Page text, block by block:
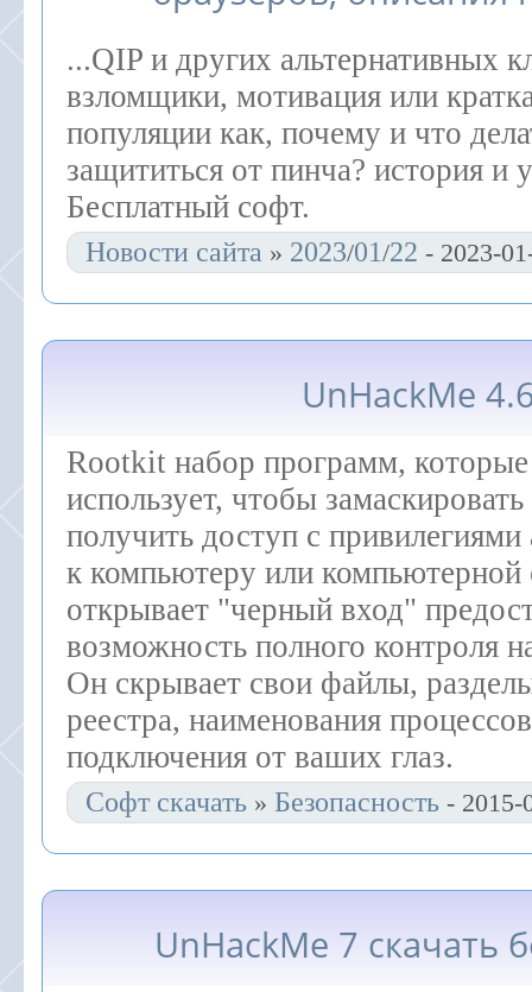
...QIP и других альтернативных
взломщики, мотивация или
популяции как, почему и что
защититься от пинча? история и
Бесплатный софт.
Новости сайта » 2023/01/22 - 2023-
UnHackMe
Rootkit набор программ,
использует, чтобы
получить доступ с привилегиями
к компьютеру или
открывает "черный вход"
возможность полного контроля
Он скрывает свои файлы,
реестра, наименования
подключения от ваших глаз.
Софт скачать » Безопасность - 2015-
UnHackMe 7 скачать